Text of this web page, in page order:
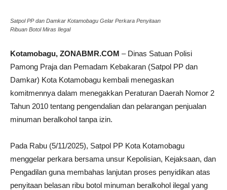
Satpol PP dan Damkar Kotamobagu Gelar Perkara Penyitaan
Ribuan Botol Miras Ilegal
Kotamobagu, ZONABMR.COM – Dinas Satuan Polisi
Pamong Praja dan Pemadam Kebakaran (Satpol PP dan
Damkar) Kota Kotamobagu kembali menegaskan
komitmennya dalam menegakkan Peraturan Daerah Nomor 2
Tahun 2010 tentang pengendalian dan pelarangan penjualan
minuman beralkohol tanpa izin.
Pada Rabu (5/11/2025), Satpol PP Kota Kotamobagu
menggelar perkara bersama unsur Kepolisian, Kejaksaan, dan
Pengadilan guna membahas lanjutan proses penyidikan atas
penyitaan belasan ribu botol minuman beralkohol ilegal yang